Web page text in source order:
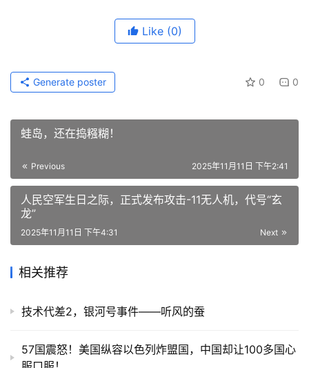
Like (0)
0 0
Generate poster
蛙岛，还在捣糨糊！
Previous 2025年11月11日 下午2:41
人民空军生日之际，正式发布攻击-11无人机，代号“玄
龙”
Next
2025年11月11日 下午4:31
相关推荐
技术代差2，银河号事件——听风的蚕
57国震怒！美国纵容以色列炸盟国，中国却让100多国心